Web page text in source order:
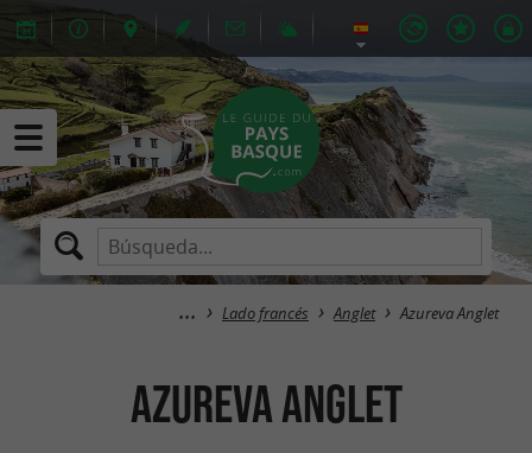
Lado francés Anglet Azureva Anglet
Azureva Anglet